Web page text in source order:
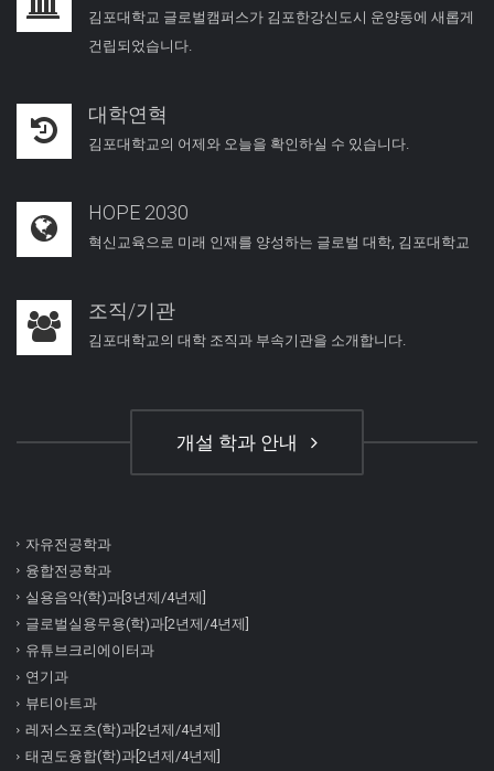
김포대학교 글로벌캠퍼스가 김포한강신도시 운양동에 새롭게
건립되었습니다.
대학연혁
김포대학교의 어제와 오늘을 확인하실 수 있습니다.
HOPE 2030
혁신교육으로 미래 인재를 양성하는 글로벌 대학, 김포대학교
조직/기관
김포대학교의 대학 조직과 부속기관을 소개합니다.
개설 학과 안내
자유전공학과
융합전공학과
실용음악(학)과[3년제/4년제]
글로벌실용무용(학)과[2년제/4년제]
유튜브크리에이터과
연기과
뷰티아트과
레저스포츠(학)과[2년제/4년제]
태권도융합(학)과[2년제/4년제]